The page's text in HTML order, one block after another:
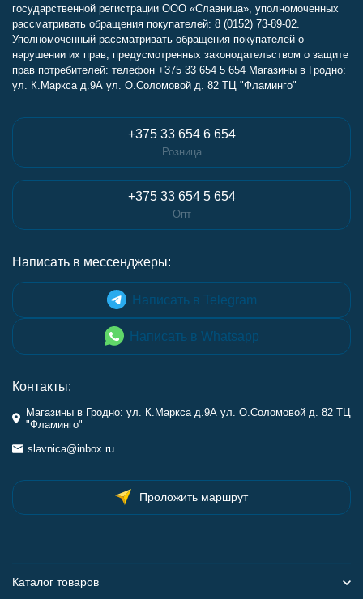
государственной регистрации ООО «Славница», уполномоченных
рассматривать обращения покупателей: 8 (0152) 73-89-02.
Уполномоченный рассматривать обращения покупателей о
нарушении их прав, предусмотренных законодательством о защите
прав потребителей: телефон +375 33 654 5 654 Магазины в Гродно:
ул. К.Маркса д.9А ул. О.Соломовой д. 82 ТЦ "Фламинго"
+375 33 654 6 654
Розница
+375 33 654 5 654
Опт
Написать в мессенджеры:
Написать в Telegram
Написать в Whatsapp
Контакты:
Магазины в Гродно: ул. К.Маркса д.9А ул. О.Соломовой д. 82 ТЦ
"Фламинго"
slavnica@inbox.ru
Проложить маршрут
Каталог товаров